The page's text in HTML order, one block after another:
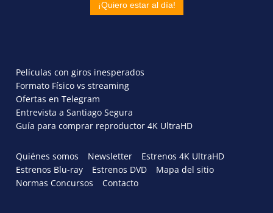
Películas con giros inesperados
Formato Físico vs streaming
Ofertas en Telegram
Entrevista a Santiago Segura
Guía para comprar reproductor 4K UltraHD
Quiénes somos Newsletter
Estrenos 4K UltraHD
Estrenos Blu-ray
Estrenos DVD
Mapa del sitio
Normas Concursos
Contacto